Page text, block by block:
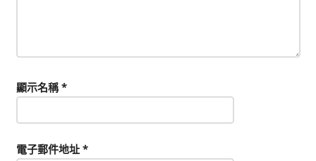
顯示名稱*
電子郵件地址 *